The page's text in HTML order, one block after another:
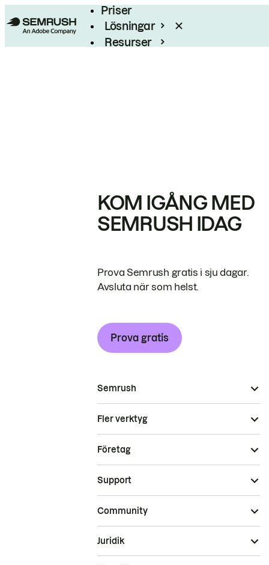
Priser
Lösningar
Resurser
KOM IGÅNG MED
SEMRUSH IDAG
Prova Semrush gratis i sju dagar.
Avsluta när som helst.
Prova gratis
Semrush
Fler verktyg
Företag
Support
Community
Juridik